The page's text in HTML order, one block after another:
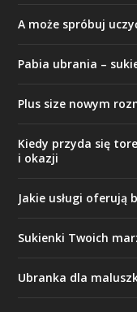
A może spróbuj
Pabia ubrania –
Plus size nowym
Kiedy przyda się
i okazji
Jakie usługi oferują
Sukienki Twoich
Ubranka dla